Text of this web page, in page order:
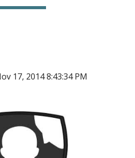
17, 2014 8:43:34 PM